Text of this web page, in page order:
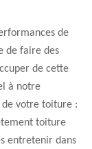
de
de faire des
de cette
à notre
votre toiture :
toiture
entretenir dans